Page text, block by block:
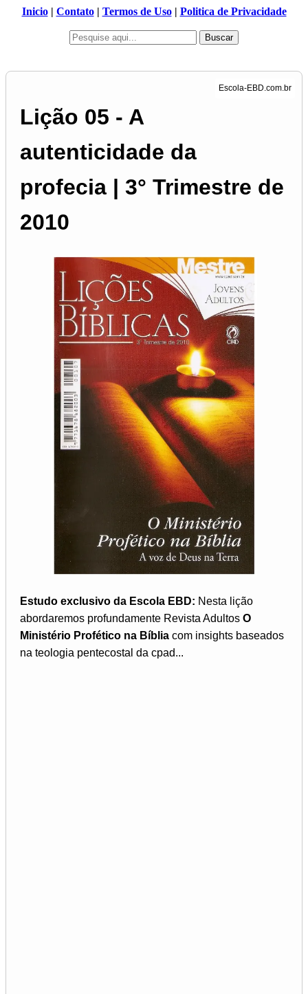
Inicio| Contato| Termos de Uso| Politica de Privacidade
Buscar
Lição 05 - A
autenticidade da
profecia | 3° Trimestre de
2010
Estudo exclusivo da Escola EBD: Nesta lição
abordaremos profundamente Revista Adultos O
Ministério Profético na Bíblia com insights baseados
na teologia pentecostal da cpad...